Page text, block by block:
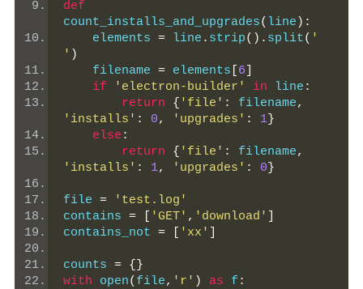
def
count_installs_and_upgrades( line ):
    elements
= line . strip(). split( '
' )
    filename
= elements 6
if
'electron-builder' in line :
return
{ 'file' : filename,
'installs' : 0, 'upgrades' : 1}
else :
return
{ 'file' : filename,
'installs' : 1, 'upgrades' : 0 }
file =
'test.log'
contains = 'GET' , 'download'
contains_not = 'xx'
counts = {}
with open( file, 'r' ) as f :